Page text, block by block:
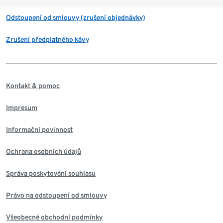
Odstoupení od smlouvy (zrušení objednávky)
Zrušení předplatného kávy
Kontakt & pomoc
Impresum
Informační povinnost
Ochrana osobních údajů
Správa poskytování souhlasu
Právo na odstoupení od smlouvy
Všeobecné obchodní podmínky